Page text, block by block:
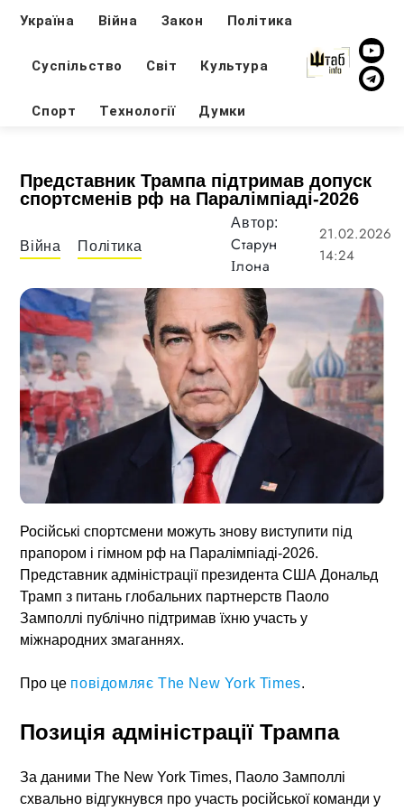
Україна Війна Закон Політика
Суспільство Світ Культура
Спорт Технології Думки
Представник Трампа підтримав допуск
спортсменів рф на Паралімпіаді-2026
Війна Політика
Автор:
Старун
Ілона
21.02.2026
14:24
Російські спортсмени можуть знову виступити під
прапором і гімном рф на Паралімпіаді-2026.
Представник адміністрації президента США Дональд
Трамп з питань глобальних партнерств Паоло
Замполлі публічно підтримав їхню участь у
міжнародних змаганнях.
Про це повідомляє The New York Times.
Позиція адміністрації Трампа
За даними The New York Times, Паоло Замполлі
схвально відгукнувся про участь російської команди у